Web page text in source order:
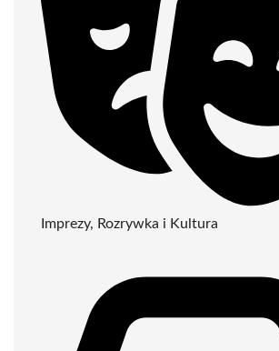
Imprezy, Rozrywka i Kultura